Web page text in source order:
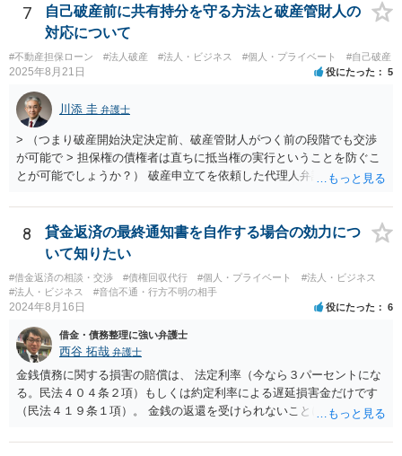
す。 ３－２について、上記のとおり、破産とは別で弁護士費用が必要
になると思います。 費用の額については、弁護士によって異なります
が、破産手続を受任した弁護士が受けるのであれば、低めの金額で受
けてくれるかもしれません。 弁護士を依頼するかどうかは、弁護士費
用と賠償額を比較して決められたらいいと思います。 なお、リース会
社が非免責債権であると主張するのであれば、破産手続の中（免責に
対する意見等）で主張すると思いますので、訴訟されるかどうかは破
産手続中に分かると思います。
7
自己破産前に共有持分を守る方法と破産管財人の
対応について
#不動産担保ローン #法人破産 #法人・ビジネス #個人・プライベート #自己破産
2025年8月21日 役にたった 5
川添 圭 弁護士
> （つまり破産開始決定決定前、破産管財人がつく前の段階でも交渉
が可能で > 担保権の債権者は直ちに抵当権の実行ということを防ぐこ
とが可能でしょうか？） 破産申立てを依頼した代理人弁護士が売買に
が可能な場合もありますが、オーバーローン事案では売却代金が手元
に残らないことになるため、弁護士としても慎重な判断が求められま
す。 > 例えば弁護士費用を分割で積立するなど半年、１年かかる場合
でも かなり率直な（身も蓋もない）意見を述べると、担保に供されて
いる共有持分を親族が取得することで不動産を守りたいのであれば、
弁護士費用は長期分割などせず、親族等から援助して貰うことを模索
すが、それによって共有持分を取得できる可能性が高くなるのであれ
ば、他の共有者にとってもそれを支出するだけのメリットがあると思
います）。
8
貸金返済の最終通知書を自作する場合の効力につ
いて知りたい
#借金返済の相談・交渉 #債権回収代行 #個人・プライベート
#法人・ビジネス
#法人・ビジネス
#音信不通・行方不明の相手
2024年8月16日 役にたった 6
借金・債務整理に強い弁護士
西谷 拓哉 弁護士
金銭債務に関する損害の賠償は、 法定利率（今なら３パーセントにな
る。民法４０４条２項）もしくは約定利率による遅延損害金だけです
（民法４１９条１項）。 金銭の返還を受けられないことにより何か損
まります。 なお、すでに他の弁護士が先に記載されたとおり、連帯保